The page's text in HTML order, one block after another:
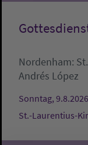
Nordenham:
Andrés López
Sonntag,
St.-Laurentius-